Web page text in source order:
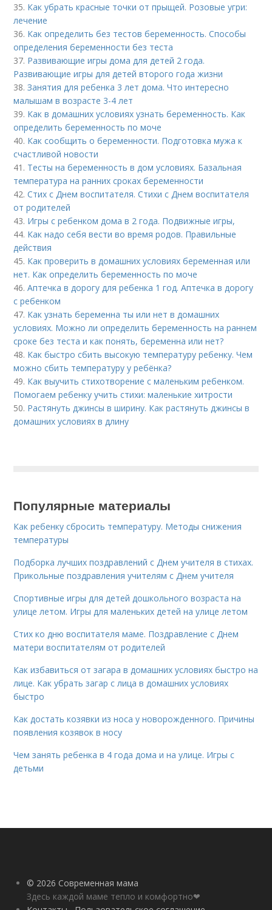
35. Как убрать красные точки от прыщей. Розовые угри:
лечение
36. Как определить без тестов беременность. Способы
определения беременности без теста
37. Развивающие игры дома для детей 2 года.
Развивающие игры для детей второго года жизни
38.Занятия для ребенка 3 лет дома. Что интересно
малышам в возрасте 3-4 лет
39. Как в домашних условиях узнать беременность. Как
определить беременность по моче
40. Как сообщить о беременности. Подготовка мужа к
счастливой новости
41. Тесты на беременность в дом условиях. Базальная
температура на ранних сроках беременности
42.Стих с Днем воспитателя. Стихи с Днем воспитателя
от родителей
43. Игры с ребенком дома в 2 года. Подвижные игры,
44. Как надо себя вести во время родов. Правильные
действия
45. Как проверить в домашних условиях беременная или
нет. Как определить беременность по моче
46.Аптечка в дорогу для ребенка 1 год. Аптечка в дорогу
с ребенком
47. Как узнать беременна ты или нет в домашних
условиях. Можно ли определить беременность на раннем
сроке без теста и как понять, беременна или нет?
48. Как быстро сбить высокую температуру ребенку. Чем
можно сбить температуру у ребёнка?
49. Как выучить стихотворение с маленьким ребенком.
Помогаем ребенку учить стихи: маленькие хитрости
50. Растянуть джинсы в ширину. Как растянуть джинсы в
домашних условиях в длину
Популярные материалы
Как ребенку сбросить температуру. Методы снижения
температуры
Подборка лучших поздравлений с Днем учителя в стихах.
Прикольные поздравления учителям с Днем учителя
Спортивные игры для детей дошкольного возраста на
улице летом. Игры для маленьких детей на улице летом
Стих ко дню воспитателя маме. Поздравление с Днем
матери воспитателям от родителей
Как избавиться от загара в домашних условиях быстро на
лице. Как убрать загар с лица в домашних условиях
быстро
Как достать козявки из носа у новорожденного. Причины
появления козявок в носу
Чем занять ребенка в 4 года дома и на улице. Игры с
детьми
© 2026 Современная мама
Здесь каждой маме тепло и комфортно❤